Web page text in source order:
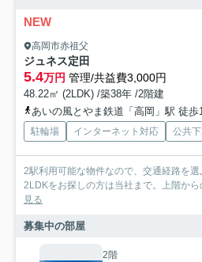
NEW
高岡市赤祖父
ジュネス定田
5.4万円 管理/共益費3,000円
48.22㎡ (2LDK) /築38年 /2階建
あいの風とやま鉄道「高岡」駅 徒歩
駐輪場 インターネット対応 公共
2駅利用可能な物件なので、交通経路を
2LDKをお探しの方は当社まで。上階か
見る
募集中の部屋
2階